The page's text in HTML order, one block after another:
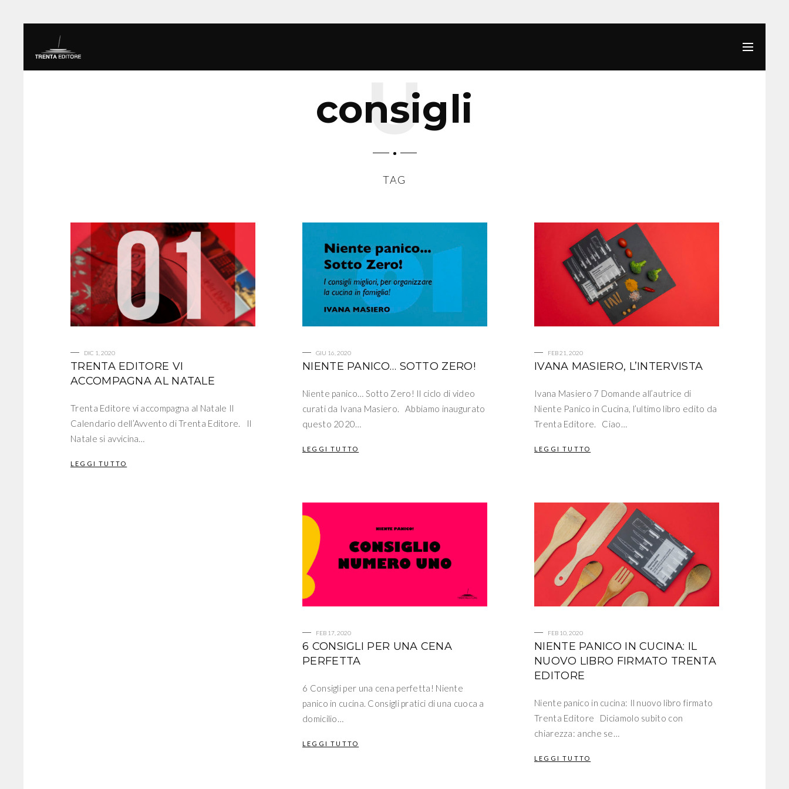
consigli
TAG
DIC 1, 2020
TRENTA EDITORE VI
ACCOMPAGNA AL NATALE
Trenta Editore vi accompagna al Natale Il
Calendario dell’Avvento di Trenta Editore. Il
Natale si avvicina…
LEGGI TUTTO
GIU 16, 2020
NIENTE PANICO… SOTTO ZERO!
Niente panico… Sotto Zero! Il ciclo di video
curati da Ivana Masiero. Abbiamo inaugurato
questo 2020…
LEGGI TUTTO
FEB 21, 2020
IVANA MASIERO, L’INTERVISTA
Ivana Masiero 7 Domande all’autrice di
Niente Panico in Cucina, l’ultimo libro edito da
Trenta Editore. Ciao…
LEGGI TUTTO
FEB 17, 2020
6 CONSIGLI PER UNA CENA
PERFETTA
6 Consigli per una cena perfetta! Niente
panico in cucina. Consigli pratici di una cuoca a
domicilio…
LEGGI TUTTO
FEB 10, 2020
NIENTE PANICO IN CUCINA: IL
NUOVO LIBRO FIRMATO TRENTA
EDITORE
Niente panico in cucina: Il nuovo libro firmato
Trenta Editore Diciamolo subito con
chiarezza: anche se…
LEGGI TUTTO